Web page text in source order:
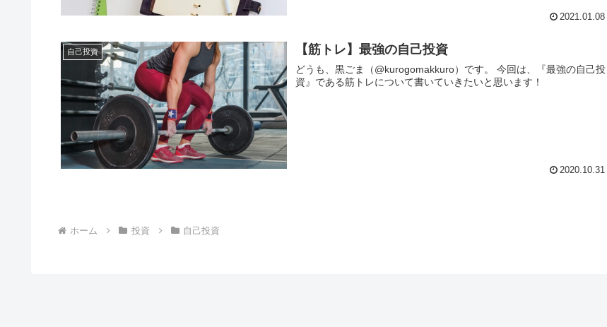
2021.01.08
自己投資 【筋トレ】最強の自己投資
どうも、黒ごま（@kurogomakkuro）です。 今回は、『最強の自己投
資』である筋トレについて書いていきたいと思います！
2020.10.31
ホーム 投資 自己投資